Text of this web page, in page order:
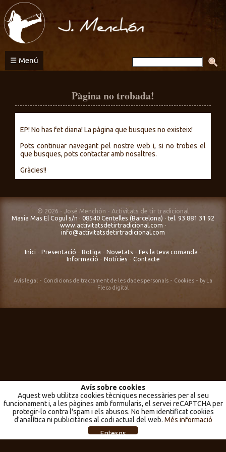
Avís sobre cookies
Aquest web utilitza cookies tècniques necessàries per al seu
funcionament i, a les pàgines amb formularis, el servei reCAPTCHA per
protegir-lo contra l'spam i els abusos. No hem identificat cookies
d'analítica ni publicitàries al codi actual del web. Més informació
Entesos
Activitats
de
tir
tradicional
☰ Menú
Pàgina no trobada!
EP! No has fet diana! La pàgina que busques no existeix!
Pots continuar navegant pel nostre web i, si no trobes el
que busques, pots contactar amb nosaltres.
Gràcies!!
© 2026 - José Menchón - Activitats de tir tradicional
Masia Mas El Cogul s/n · 08540 Centelles (Barcelona) · tel. 93 881 31 92
www.activitatsdetirtradicional.com ·
info@activitatsdetirtradicional.com
Inici - Presentació - Botiga - Novetats - Fes la teva comanda -
Informació - Notícies - Contacte
Avís legal - Condicions de tractament de les dades personals - Cookies - by La
Fleca digital